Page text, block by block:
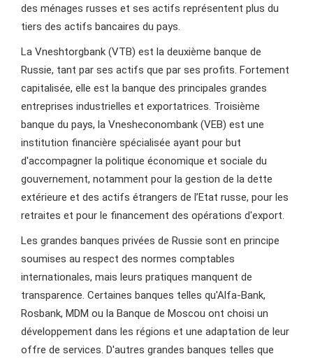
des ménages russes et ses actifs représentent plus du
tiers des actifs bancaires du pays.
La Vneshtorgbank (VTB) est la deuxième banque de
Russie, tant par ses actifs que par ses profits. Fortement
capitalisée, elle est la banque des principales grandes
entreprises industrielles et exportatrices. Troisième
banque du pays, la Vnesheconombank (VEB) est une
institution financière spécialisée ayant pour but
d'accompagner la politique économique et sociale du
gouvernement, notamment pour la gestion de la dette
extérieure et des actifs étrangers de l’Etat russe, pour les
retraites et pour le financement des opérations d'export.
Les grandes banques privées de Russie sont en principe
soumises au respect des normes comptables
internationales, mais leurs pratiques manquent de
transparence. Certaines banques telles qu'Alfa-Bank,
Rosbank, MDM ou la Banque de Moscou ont choisi un
développement dans les régions et une adaptation de leur
offre de services. D'autres grandes banques telles que